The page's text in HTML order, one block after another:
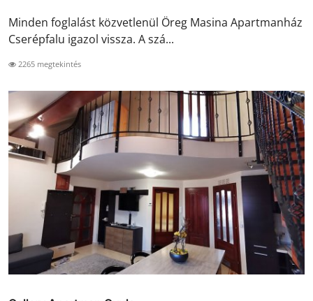
Minden foglalást közvetlenül Öreg Masina Apartmanház
Cserépfalu igazol vissza. A szá...
2265 megtekintés